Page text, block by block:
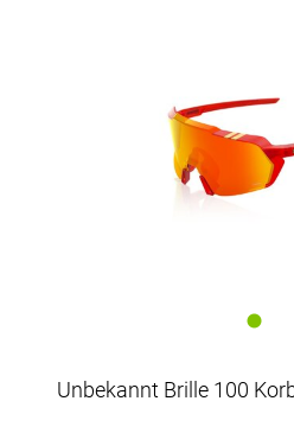
Unbekannt Brille 100